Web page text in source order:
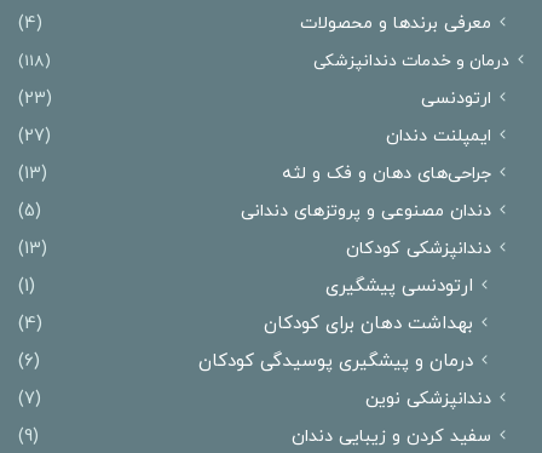
معرفی برندها و محصولات
(4)
درمان‌ و خدمات دندانپزشکی (118)
ارتودنسی
(23)
ایمپلنت دندان
(27)
جراحی‌های دهان و فک و لثه
(13)
دندان مصنوعی و پروتزهای دندانی
(5)
دندانپزشکی کودکان
(13)
ارتودنسی پیشگیری
(1)
بهداشت دهان برای کودکان
(4)
درمان و پیشگیری پوسیدگی کودکان
(6)
دندانپزشکی نوین
(7)
سفید کردن و زیبایی دندان
(9)